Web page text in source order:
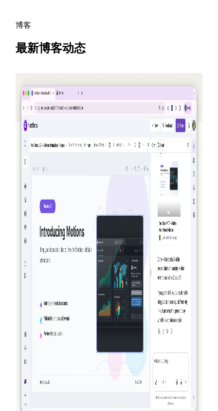
博客
最新博客动态
邀请朋友，赚取积分 — NextDocs v1.10
一个全新的推荐计划，在每次有人注册时为你和你的朋
友赚取积分 — 每月最高可达 50 美元。此外还将新增公
开的 Offers 页、面向 Pro+ 与 Ultra 的 Premium 模型，以
及对 AI Memory 的补充回顾。
阅读更多
2026-03-27
真正具备代理性：NextDocs 如何创建、验证
并改进你的文档与演示文稿
NextDocs 不再只是生成并寄希望于结果。到 v1.8 版
本，AI 会创建你的文档、对所生成的内容进行可视化
审查并进行改进——在你看到结果之前就完成整套过
程。没有其他 AI 文档或演示工具能做到这一点。
阅读更多
2026-03-14
NextDocs v1.7.0：动态动画、视频导出及更多
功能
为演示文稿中的任何对象添加入场、退场和强调动画。
NextDocs v1.7.0 带来了动态动画、视频导出以及全新设
计的营销体验。